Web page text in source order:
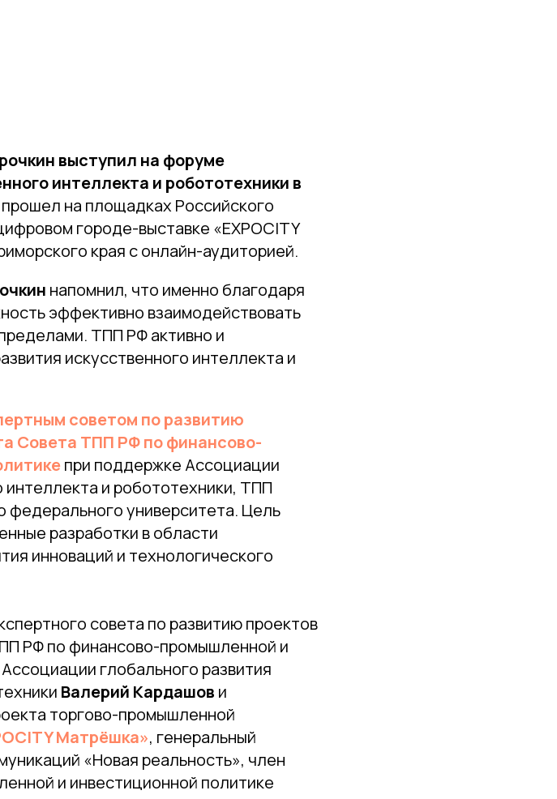
выступил на форуме
интеллекта и робототехники в
на площадках Российского
городе-выставке «EXPOCITY
края с онлайн-аудиторией.
напомнил, что именно благодаря
эффективно взаимодействовать
ТПП РФ активно и
искусственного интеллекта и
советом по развитию
Совета ТПП РФ по финансово-
при поддержке Ассоциации
интеллекта и робототехники, ТПП
федерального университета. Цель
разработки в области
инноваций и технологического
совета по развитию проектов
РФ по финансово-промышленной и
глобального развития
Валерий Кардашов и
торгово-промышленной
Матрёшка», генеральный
«Новая реальность», член
и инвестиционной политике